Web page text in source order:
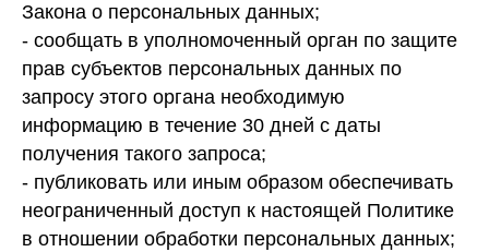
Закона о персональных данных;
- сообщать в уполномоченный орган по защите
прав субъектов персональных данных по
запросу этого органа необходимую
информацию в течение 30 дней с даты
получения такого запроса;
- публиковать или иным образом обеспечивать
неограниченный доступ к настоящей Политике
в отношении обработки персональных данных;